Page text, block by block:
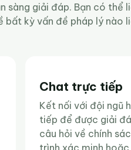
giải đáp. Bạn có thể
bất kỳ vấn đề pháp lý nào
Chat trực tiếp
Kết nối với đội ngũ
tiếp để được giải
câu hỏi về chính